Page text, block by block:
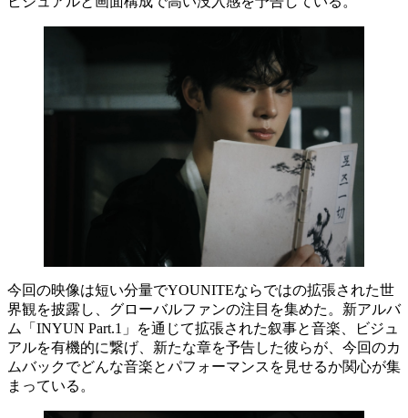
今回の映像は短い分量でYOUNITEならではの拡張された世
界観を披露し、グローバルファンの注目を集めた。新アルバ
ム「INYUN Part.1」を通じて拡張された叙事と音楽、ビジュ
アルを有機的に繋げ、新たな章を予告した彼らが、今回のカ
ムバックでどんな音楽とパフォーマンスを見せるか関心が集
まっている。